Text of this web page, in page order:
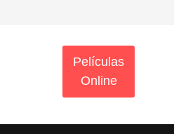
Películas
Online